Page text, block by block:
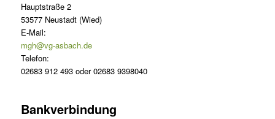
Hauptstraße 2
53577 Neustadt (Wied)
E-Mail:
mgh@vg-asbach.de
Telefon:
02683 912 493 oder 02683 9398040
Bankverbindung